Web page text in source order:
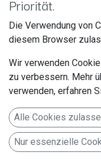
Kenwood
Hersteller:
JVCKENWOOD
Konrad-Adenauer-
Bad Vilbel 61118
Deutschland
Navitainer mit 17,3cm
Priorität.
Die Verwendung von
diesem Browser
Wir verwenden
zu verbessern. Mehr
verwenden, erfahren
Alle Cookies
Nur essenzielle